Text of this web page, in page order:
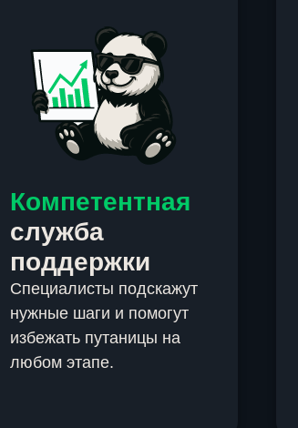
Компетентная
служба
поддержки
Специалисты подскажут
нужные шаги и помогут
избежать путаницы на
любом этапе.